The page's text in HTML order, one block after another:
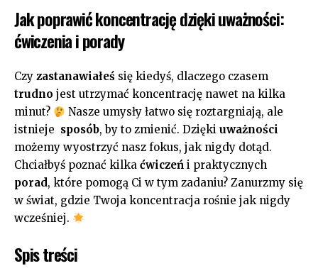
Jak poprawić koncentrację dzięki uważności:
ćwiczenia i porady
Czy zastanawiałeś się kiedyś, dlaczego czasem
trudno jest utrzymać koncentrację nawet na kilka
minut?
Nasze umysły​ łatwo się roztargniają, ​ale
istnieje ‌ sposób, by to ⁤zmienić. ⁢Dzięki uważności
możemy wyostrzyć nasz fokus, jak⁣ nigdy dotąd.‍
Chciałbyś​ poznać kilka ćwiczeń ‌i praktycznych
porad, które​ pomogą Ci⁤ w tym zadaniu? Zanurzmy się
w świat,⁣ gdzie Twoja koncentracja rośnie jak nigdy
wcześniej. ​
Spis treści